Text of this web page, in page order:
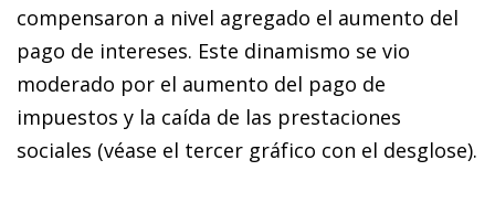
compensaron a nivel agregado el aumento del
pago de intereses. Este dinamismo se vio
moderado por el aumento del pago de
impuestos y la caída de las prestaciones
sociales (véase el tercer gráfico con el desglose).